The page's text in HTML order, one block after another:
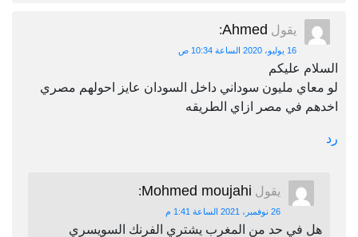
يقول Ahmed
:
16 يوليو، 2020 الساعة 10:34 ص
السلام عليكم
لو معاي مليون سوداني داخل السودان عايز احولهم مصري
اخدهم في مصر ازاي الطريقه
رد
يقول Mohmed moujahi
:
26 نوفمبر، 2021 الساعة 1:41 م
هل في حد من المغرب يشتري الفرنك السويسري